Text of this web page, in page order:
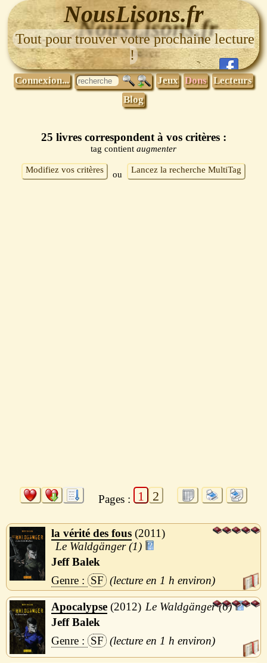
NousLisons.fr
Tout pour trouver votre prochaine lecture
!
Connexion... Jeux Dons Lecteurs
Blog
25 livres correspondent à vos critères :
tag contient augmenter
Modifiez vos critères ou Lancez la recherche MultiTag
Pages : 1 2
la vérité des fous 2011
Le Waldgänger (1)
Jeff Balek
SF
1 h
Apocalypse 2012
Le Waldgänger (6)
Jeff Balek
SF
1 h